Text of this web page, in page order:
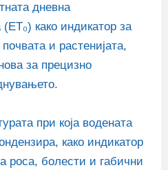
дневна
како индикатор за
и растенијата,
за прецизно
при која водената
како индикатор
роса, болести и габични